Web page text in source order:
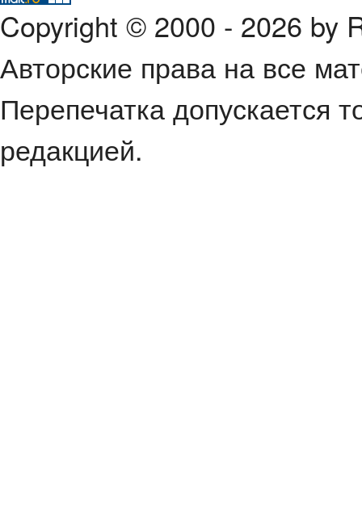
Copyright © 2000 - 2026 by
Авторские права на все
Перепечатка допускается
редакцией.